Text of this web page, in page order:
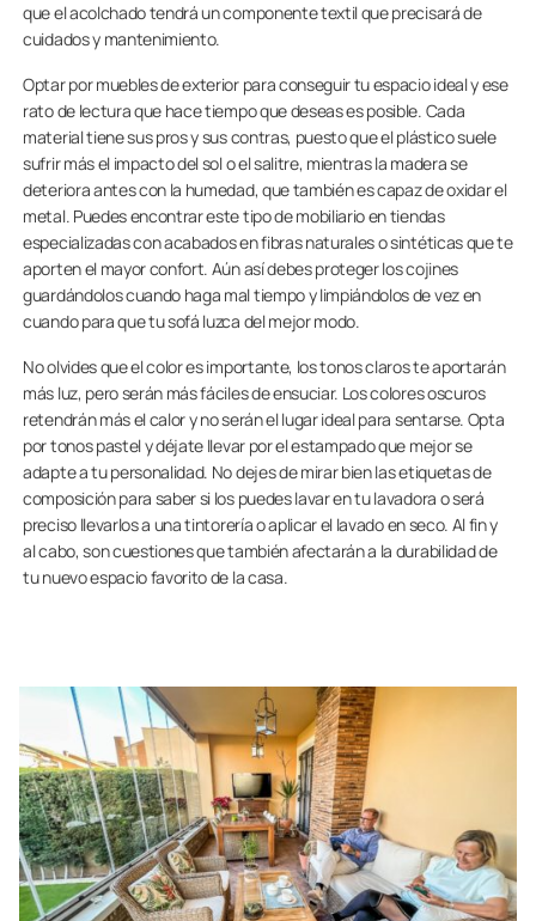
que el acolchado tendrá un componente textil que precisará de
cuidados y mantenimiento.
Optar por muebles de exterior para conseguir tu espacio ideal y ese
rato de lectura que hace tiempo que deseas es posible. Cada
material tiene sus pros y sus contras, puesto que el plástico suele
sufrir más el impacto del sol o el salitre, mientras la madera se
deteriora antes con la humedad, que también es capaz de oxidar el
metal. Puedes encontrar este tipo de mobiliario en tiendas
especializadas con acabados en fibras naturales o sintéticas que te
aporten el mayor confort. Aún así debes proteger los cojines
guardándolos cuando haga mal tiempo y limpiándolos de vez en
cuando para que tu sofá luzca del mejor modo.
No olvides que el color es importante, los tonos claros te aportarán
más luz, pero serán más fáciles de ensuciar. Los colores oscuros
retendrán más el calor y no serán el lugar ideal para sentarse. Opta
por tonos pastel y déjate llevar por el estampado que mejor se
adapte a tu personalidad. No dejes de mirar bien las etiquetas de
composición para saber si los puedes lavar en tu lavadora o será
preciso llevarlos a una tintorería o aplicar el lavado en seco. Al fin y
al cabo, son cuestiones que también afectarán a la durabilidad de
tu nuevo espacio favorito de la casa.